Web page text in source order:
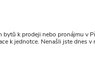
k prodeji nebo pronájmu v
k jednotce. Nenašli jste dnes